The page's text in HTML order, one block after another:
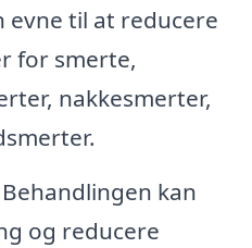
evne til at reducere
for smerte,
nakkesmerter,
Behandlingen kan
og reducere